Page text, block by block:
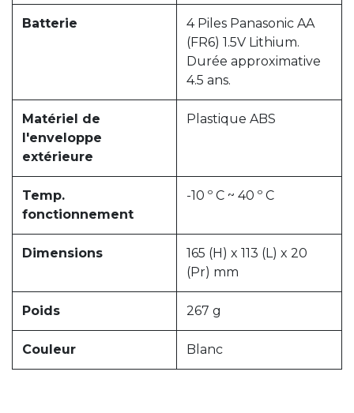
Batterie
4 Piles Panasonic AA
(FR6) 1.5V Lithium.
Durée approximative
4.5 ans.
Matériel de
l'enveloppe
extérieure
Plastique ABS
Temp.
fonctionnement
-10 º C ~ 40 º C
Dimensions
165 (H) x 113 (L) x 20
(Pr) mm
Poids 267 g
Couleur Blanc